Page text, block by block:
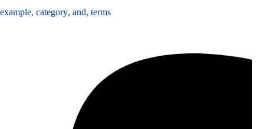
example, category, and, terms